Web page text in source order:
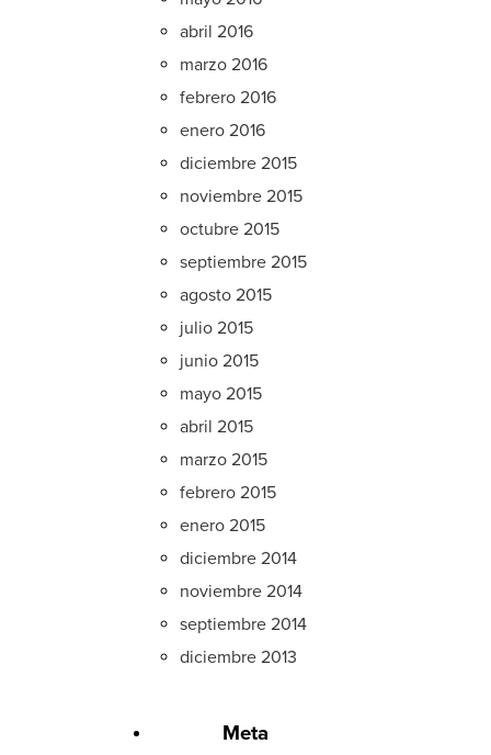
abril 2016
marzo 2016
febrero 2016
enero 2016
diciembre 2015
noviembre 2015
octubre 2015
septiembre 2015
agosto 2015
julio 2015
junio 2015
mayo 2015
abril 2015
marzo 2015
febrero 2015
enero 2015
diciembre 2014
noviembre 2014
septiembre 2014
diciembre 2013
Meta